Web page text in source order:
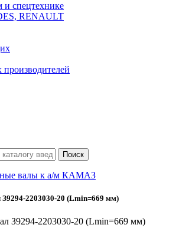
и спецтехнике
RENAULT
валы к а/м КАМАЗ
2203030-20 (Lmin=669 мм)
З9294-2203030-20 (Lmin=669 мм)